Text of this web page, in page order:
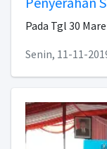
Pada Tgl 30
Senin, 11-11-